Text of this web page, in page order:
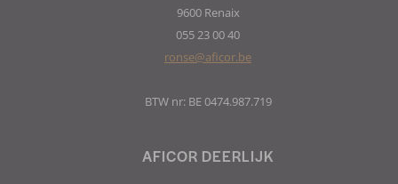
AFICOR DEERLIJK
9600 Renaix
055 23 00 40
ronse@aficor.be
BTW nr: BE 0474.987.719